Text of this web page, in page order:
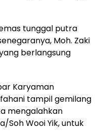
tunggal putra
Moh. Zaki
berlangsung
Karyaman
tampil gemilang
mengalahkan
Soh Wooi Yik, untuk